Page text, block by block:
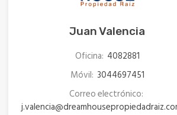
Juan Valencia
Oficina: 4082881
Móvil: 3044697451
Correo electrónico: